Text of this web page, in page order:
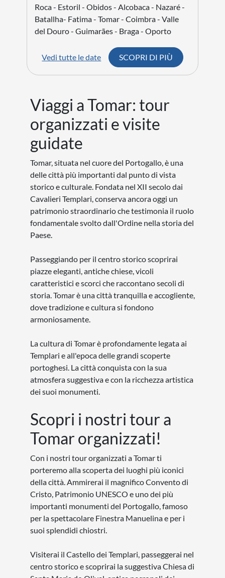
Roca - Estoril - Obidos - Alcobaca - Nazaré -
Batallha- Fatima - Tomar - Coimbra - Valle
del Douro - Guimarães - Braga - Oporto
Vedi tutte le date SCOPRI DI PIÙ
Viaggi a Tomar: tour
organizzati e visite
guidate
Tomar, situata nel cuore del Portogallo, è una
delle città più importanti dal punto di vista
storico e culturale. Fondata nel XII secolo dai
Cavalieri Templari, conserva ancora oggi un
patrimonio straordinario che testimonia il ruolo
fondamentale svolto dall'Ordine nella storia del
Paese.
Passeggiando per il centro storico scoprirai
piazze eleganti, antiche chiese, vicoli
caratteristici e scorci che raccontano secoli di
storia. Tomar è una città tranquilla e accogliente,
dove tradizione e cultura si fondono
armoniosamente.
La cultura di Tomar è profondamente legata ai
Templari e all'epoca delle grandi scoperte
portoghesi. La città conquista con la sua
atmosfera suggestiva e con la ricchezza artistica
dei suoi monumenti.
Scopri i nostri tour a
Tomar organizzati!
Con i nostri tour organizzati a Tomar ti
porteremo alla scoperta dei luoghi più iconici
della città. Ammirerai il magnifico Convento di
Cristo, Patrimonio UNESCO e uno dei più
importanti monumenti del Portogallo, famoso
per la spettacolare Finestra Manuelina e per i
suoi splendidi chiostri.
Visiterai il Castello dei Templari, passeggerai nel
centro storico e scoprirai la suggestiva Chiesa di